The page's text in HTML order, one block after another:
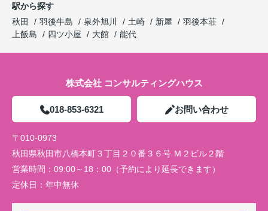
駅から探す
秋田
羽後牛島 泉外旭川 土崎 新屋
羽後本荘
上飯島
四ツ小屋 大館 能代
株式会社 コンサルティングハウス
018-853-6321 お問い合わせ
〒010-0973
秋田県秋田市八橋本町３丁目２０番３６号 Ｍ２ビル２階
営業時間： 09:00～18：00（予約により延長できます）
定休日： 年中無休